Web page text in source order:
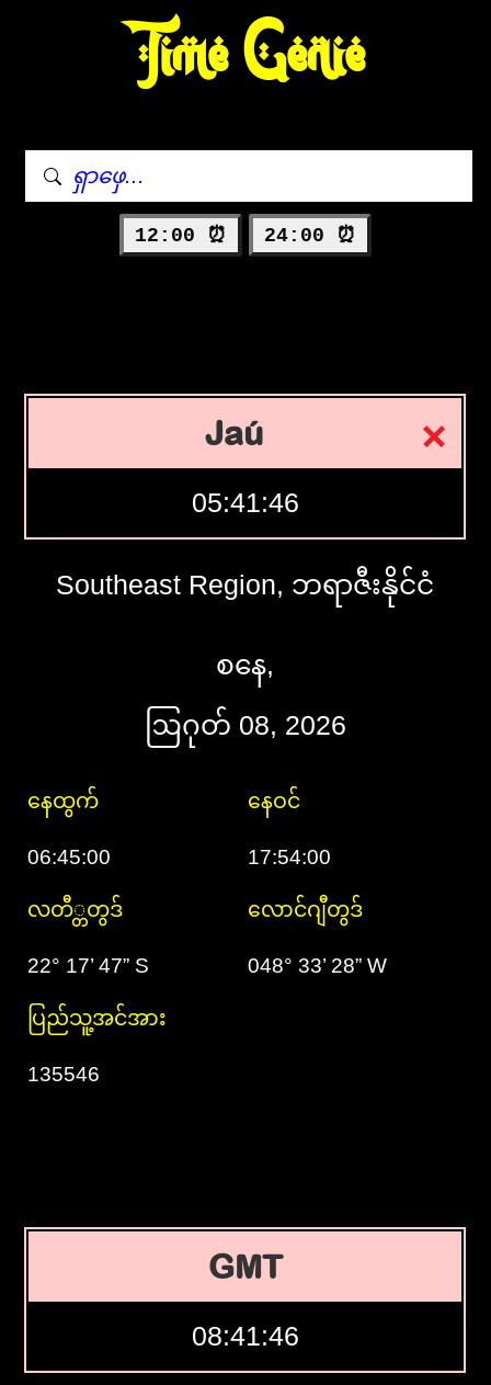
Time Genie
12:00 ⏰ 24:00 ⏰
Jaú
05:41:47
Southeast Region, ဘရာဇီးနိုင်ငံ
စနေ,
ဩဂုတ် 08, 2026
နေထွက် နေဝင်
06:45:00 17:54:00
လတီ္တတွဒ် လောင်ဂျီတွဒ်
22° 17’ 47” S 048° 33’ 28” W
ပြည်သူ့အင်အား
135546
GMT
08:41:47